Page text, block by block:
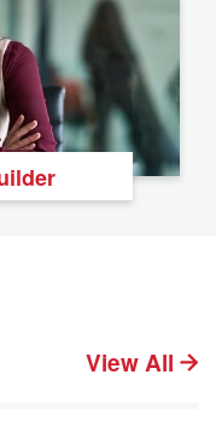
View All